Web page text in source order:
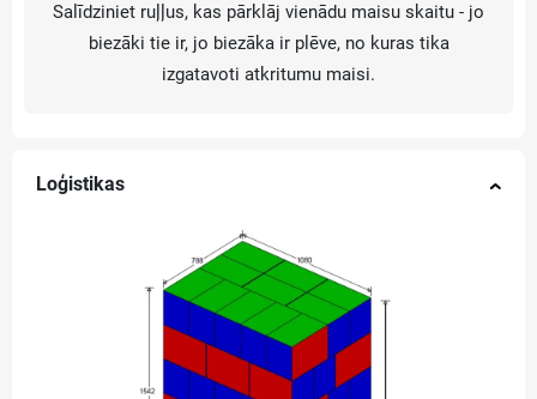
Salīdziniet ruļļus, kas pārklāj vienādu maisu skaitu - jo
biezāki tie ir, jo biezāka ir plēve, no kuras tika
izgatavoti atkritumu maisi.
Loģistikas